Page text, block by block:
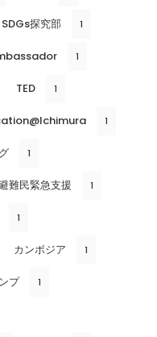
SDGs探究部 1
1
TED 1
1
1
難民緊急支援 1
1
カンボジア 1
プ 1